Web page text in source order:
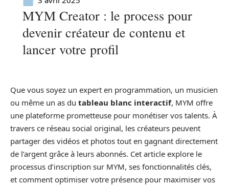
MYM Creator : le process pour
devenir créateur de contenu et
lancer votre profil
Que vous soyez un expert en programmation, un musicien
ou même un as du tableau blanc interactif, MYM offre
une plateforme prometteuse pour monétiser vos talents. À
travers ce réseau social original, les créateurs peuvent
partager des vidéos et photos tout en gagnant directement
de l’argent grâce à leurs abonnés. Cet article explore le
processus d’inscription sur MYM, ses fonctionnalités clés,
et comment optimiser votre présence pour maximiser vos